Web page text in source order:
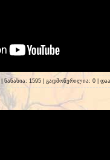
| ნანახია: 1595 | გადმოწერილია: 0 |